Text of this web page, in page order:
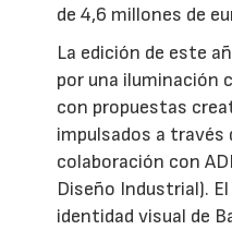
de 4,6 millones de
La edición de este
por una iluminación
con propuestas
impulsados a través
colaboración con
Diseño Industrial).
identidad visual de